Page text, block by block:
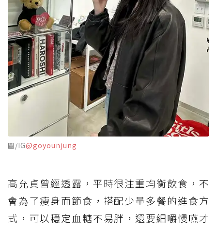
圖/IG@goyounjung
高允貞曾經透露，平時很注重均衡飲食，不
會為了瘦身而節食，搭配少量多餐的進食方
式，可以穩定血糖不易胖，還要細嚼慢嚥才